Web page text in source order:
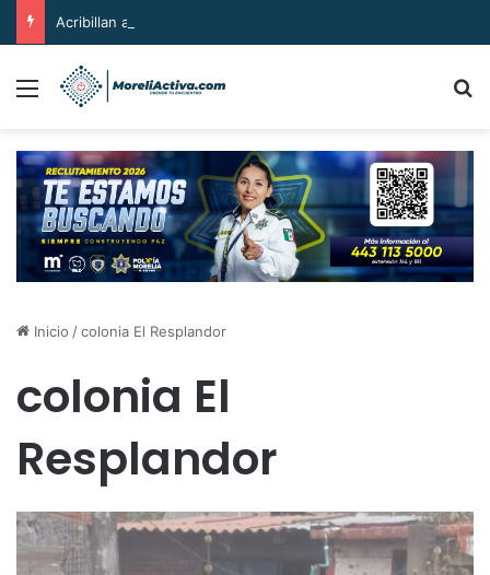
Menú
Inicio /colonia El Resplandor
colonia El
Resplandor